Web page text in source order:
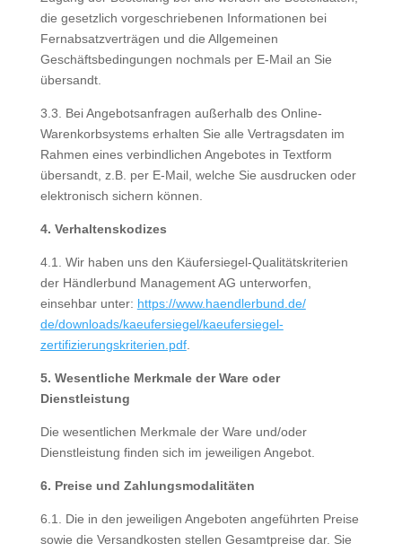
die gesetzlich vorgeschriebenen Informationen bei
Fernabsatzverträgen und die Allgemeinen
Geschäftsbedingungen nochmals per E-Mail an Sie
übersandt.
3.3. Bei Angebotsanfragen außerhalb des Online-
Warenkorbsystems erhalten Sie alle Vertragsdaten im
Rahmen eines verbindlichen Angebotes in Textform
übersandt, z.B. per E-Mail, welche Sie ausdrucken oder
elektronisch sichern können.
4. Verhaltenskodizes
4.1. Wir haben uns den Käufersiegel-Qualitätskriterien
der Händlerbund Management AG unterworfen,
einsehbar unter: https://www.haendlerbund.de/
de/downloads/kaeufersiegel/kaeufersiegel-
zertifizierungskriterien.pdf.
5. Wesentliche Merkmale der Ware oder
Dienstleistung
Die wesentlichen Merkmale der Ware und/oder
Dienstleistung finden sich im jeweiligen Angebot.
6. Preise und Zahlungsmodalitäten
6.1. Die in den jeweiligen Angeboten angeführten Preise
sowie die Versandkosten stellen Gesamtpreise dar. Sie